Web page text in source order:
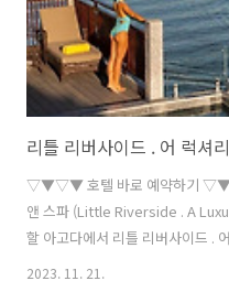
▽▼▽▼ 호텔 바로 예약하기 ▽▼▽
앤 스파 (Little Riverside . A
할 아고다에서 리틀 리버사이드 .
Riverside . A Luxury Hotel &
2023. 11. 21.